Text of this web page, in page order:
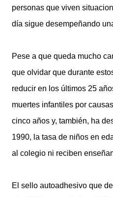
personas que viven
día sigue desempeñando
Pese a que queda mucho
que olvidar que durante
reducir en los últimos 25
muertes infantiles por
cinco años y, también, ha
1990, la tasa de niños en
al colegio ni reciben
El sello autoadhesivo que